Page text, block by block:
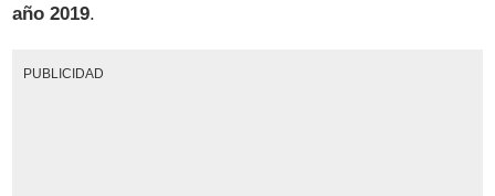
año 2019.
PUBLICIDAD